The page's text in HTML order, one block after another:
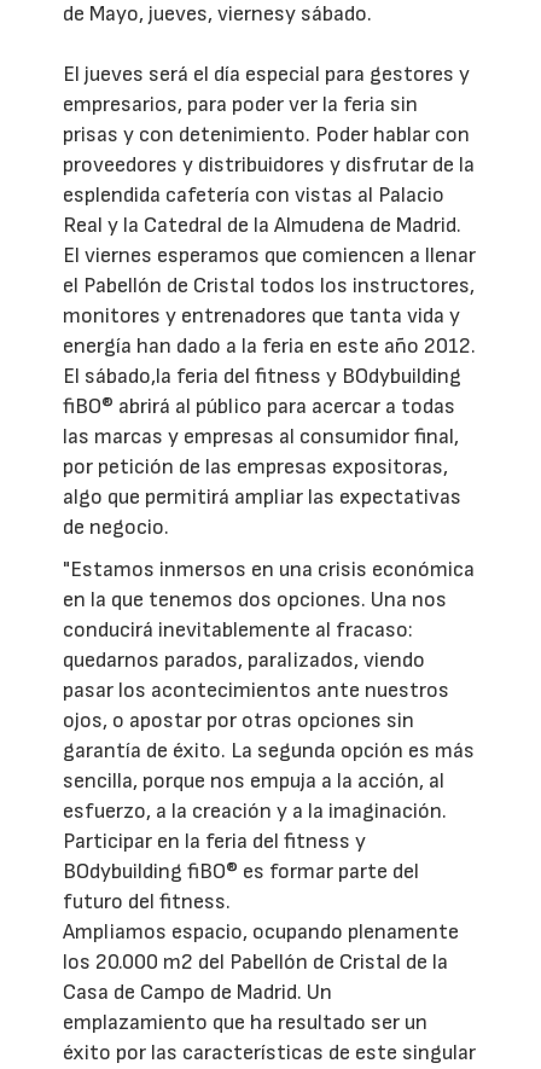
de Mayo, jueves, viernesy sábado.
El jueves será el día especial para gestores y
empresarios, para poder ver la feria sin
prisas y con detenimiento. Poder hablar con
proveedores y distribuidores y disfrutar de la
esplendida cafetería con vistas al Palacio
Real y la Catedral de la Almudena de Madrid.
El viernes esperamos que comiencen a llenar
el Pabellón de Cristal todos los instructores,
monitores y entrenadores que tanta vida y
energía han dado a la feria en este año 2012.
El sábado,la feria del fitness y BOdybuilding
fiBO® abrirá al público para acercar a todas
las marcas y empresas al consumidor final,
por petición de las empresas expositoras,
algo que permitirá ampliar las expectativas
de negocio.
"Estamos inmersos en una crisis económica
en la que tenemos dos opciones. Una nos
conducirá inevitablemente al fracaso:
quedarnos parados, paralizados, viendo
pasar los acontecimientos ante nuestros
ojos, o apostar por otras opciones sin
garantía de éxito. La segunda opción es más
sencilla, porque nos empuja a la acción, al
esfuerzo, a la creación y a la imaginación.
Participar en la feria del fitness y
BOdybuilding fiBO® es formar parte del
futuro del fitness.
Ampliamos espacio, ocupando plenamente
los 20.000 m2 del Pabellón de Cristal de la
Casa de Campo de Madrid. Un
emplazamiento que ha resultado ser un
éxito por las características de este singular